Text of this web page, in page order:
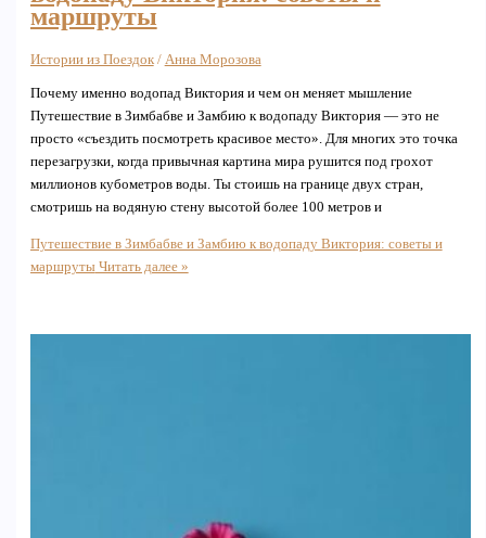
маршруты
Истории из Поездок/ Анна Морозова
Почему именно водопад Виктория и чем он меняет мышление
Путешествие в Зимбабве и Замбию к водопаду Виктория — это не
просто «съездить посмотреть красивое место». Для многих это точка
перезагрузки, когда привычная картина мира рушится под грохот
миллионов кубометров воды. Ты стоишь на границе двух стран,
смотришь на водяную стену высотой более 100 метров и
Путешествие в Зимбабве и Замбию к водопаду Виктория: советы и
маршрутыЧитать далее »